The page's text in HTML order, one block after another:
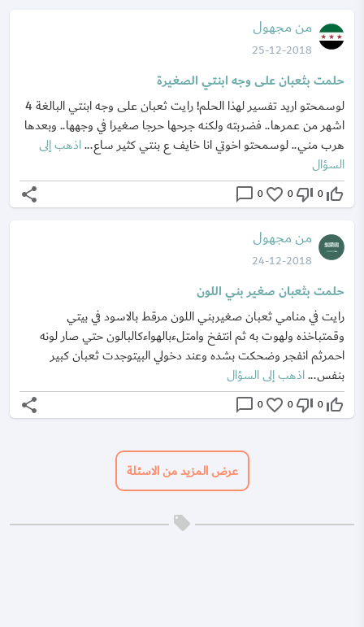
من مجهول
25-12-2018
حلمت بثعبان على وجه ابنتي الصغيرة
لوسمحتو اريد تفسير لهذا الحلم! رايت ثعبان على وجه ابنتي البالغة 4
اشهر من عمرها.. فضربته ولكنه جرحها حرجا صغيرا في وجهها.. وبعدها
هرب مني.. لوسمحتو اخوتي انا خايف ع بنتي كثير ساع...اذهب إلى
السؤال
thumb_up_off_alt
0
thumb_down_off_alt
0
favorite_border
0
chat_bubble_outline
share
من مجهول
24-12-2018
حلمت بثعبان صغير بني اللون
رايت في منامي ثعبان صغيربني اللون مرقط بالاسود في بيتي
وقمتباخذه ولهوت به ثم انتفخ وامتلءبالهواءكالبالون حتي صار لونه
احمرثم انفجر وضحكت بشده وعند دخولي البيتوجدت ثعبان كبير
بنفس...اذهب إلى السؤال
thumb_up_off_alt
0
thumb_down_off_alt
0
favorite_border
0
chat_bubble_outline
share
عرض المزيد من الاسئلة